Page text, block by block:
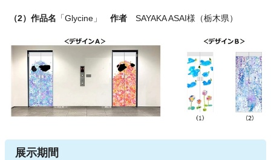
（2）作品名 「Glycine」 作者 SAYAKA ASAI様（栃木県）
展示期間